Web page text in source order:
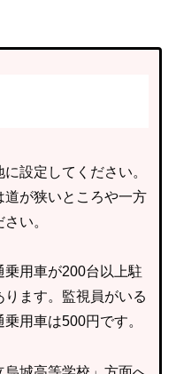
設定してください。
道が狭いところや一方
い。
乗用車が200台以上駐
ます。監視員がいる
用車は500円です。